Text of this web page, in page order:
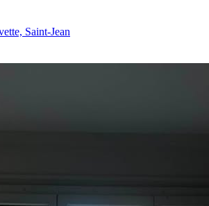
Saint-Jean